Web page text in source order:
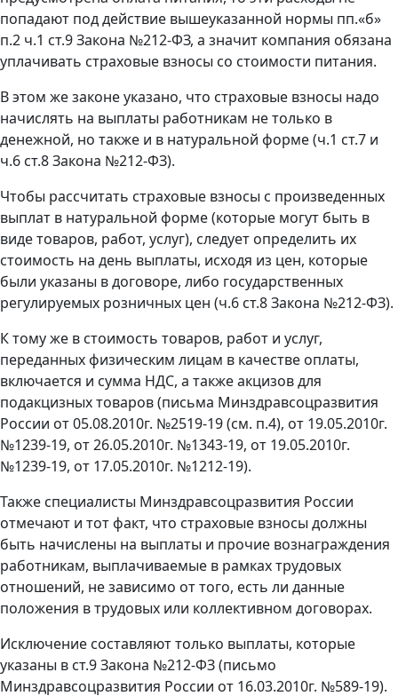
попадают под действие вышеуказанной нормы пп.«б»
п.2 ч.1 ст.9 Закона №212-ФЗ, а значит компания обязана
уплачивать страховые взносы со стоимости питания.
В этом же законе указано, что страховые взносы надо
начислять на выплаты работникам не только в
денежной, но также и в натуральной форме (ч.1 ст.7 и
ч.6 ст.8 Закона №212-ФЗ).
Чтобы рассчитать страховые взносы с произведенных
выплат в натуральной форме (которые могут быть в
виде товаров, работ, услуг), следует определить их
стоимость на день выплаты, исходя из цен, которые
были указаны в договоре, либо государственных
регулируемых розничных цен (ч.6 ст.8 Закона №212-ФЗ).
К тому же в стоимость товаров, работ и услуг,
переданных физическим лицам в качестве оплаты,
включается и сумма НДС, а также акцизов для
подакцизных товаров (письма Минздравсоцразвития
России от 05.08.2010г. №2519-19 (см. п.4), от 19.05.2010г.
№1239-19, от 26.05.2010г. №1343-19, от 19.05.2010г.
№1239-19, от 17.05.2010г. №1212-19).
Также специалисты Минздравсоцразвития России
отмечают и тот факт, что страховые взносы должны
быть начислены на выплаты и прочие вознаграждения
работникам, выплачиваемые в рамках трудовых
отношений, не зависимо от того, есть ли данные
положения в трудовых или коллективном договорах.
Исключение составляют только выплаты, которые
указаны в ст.9 Закона №212-ФЗ (письмо
Минздравсоцразвития России от 16.03.2010г. №589-19).